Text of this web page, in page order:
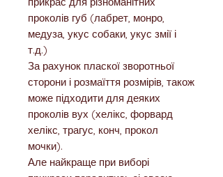
проколів губ (лабрет, монро,
медуза, укус собаки, укус змії і
т.д.)
За рахунок пласкої зворотньої
сторони і розмаїття розмірів, також
може підходити для деяких
проколів вух (хелікс, форвард
хелікс, трагус, конч, прокол
мочки).
Але найкраще при виборі